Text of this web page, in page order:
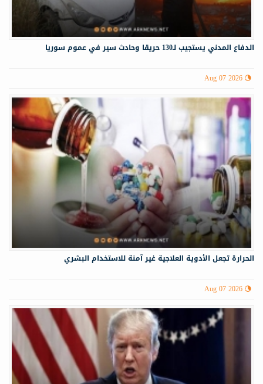
الدفاع المدني يستجيب لـ130 حريقا وحادث سير في عموم سوريا
Aug 07 2026
الحرارة تجعل الأدوية العلاجية غير آمنة للاستخدام البشري
Aug 07 2026